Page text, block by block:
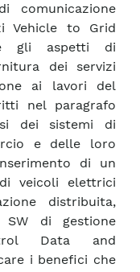
comunicazione
Vehicle to Grid
gli aspetti di
dei servizi
ai lavori del
nel paragrafo
dei sistemi di
e delle loro
di un
veicoli elettrici
distribuita,
di gestione
Data and
i benefici che